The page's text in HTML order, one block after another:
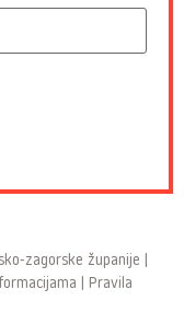
zagorske županije
Pravila